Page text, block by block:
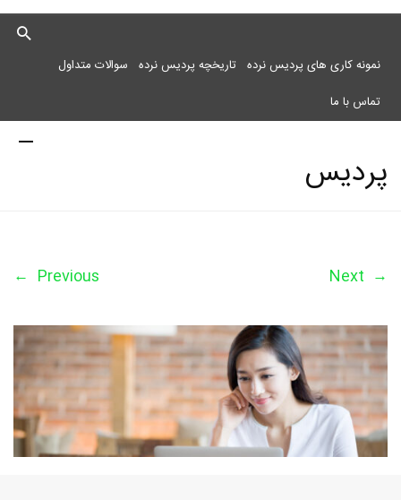
نمونه کاری های پردیس نرده تاریخچه پردیس نرده سوالات متداول
تماس با ما
پردیس
نرده
مرکز
فوق
← Previous Next →